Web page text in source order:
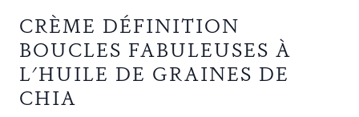
CRÈME DÉFINITION
BOUCLES FABULEUSES À
L'HUILE DE GRAINES DE
CHIA